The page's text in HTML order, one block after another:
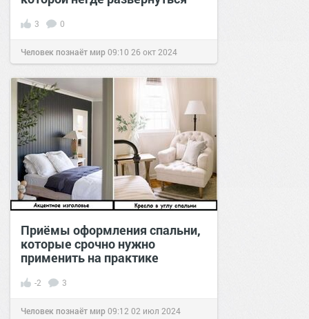
3 0
Человек познаёт мир09:10 26 окт 2024
Приёмы оформления спальни,
которые срочно нужно
применить на практике
-2 3
Человек познаёт мир09:12 02 июл 2024